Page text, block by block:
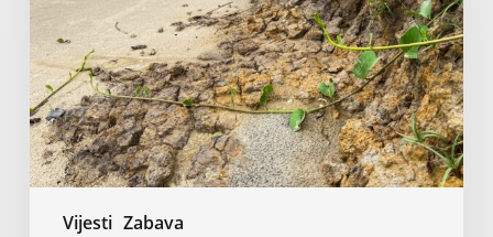
Vijesti Zabava
i
sudovi
ignorišu
50
godina
istraživanja
o